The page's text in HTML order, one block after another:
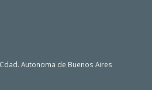
Autonoma de Buenos Aires